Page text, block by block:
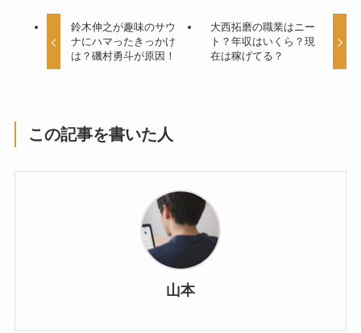
鈴木伸之が趣味のサウ
ナにハマったきっかけ
は？磯村勇斗が原因！
大西拓磨の職業はニー
ト？年収はいくら？現
在は稼げてる？
この記事を書いた人
山本